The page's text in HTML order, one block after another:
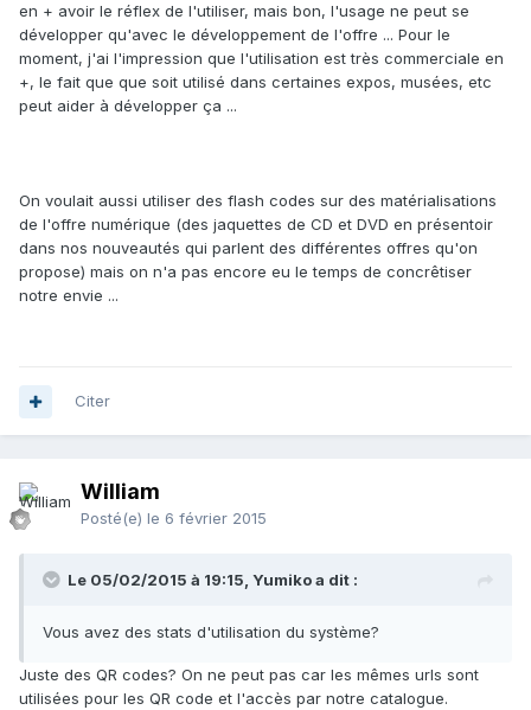
en + avoir le réflex de l'utiliser, mais bon, l'usage ne peut se
développer qu'avec le développement de l'offre ... Pour le
moment, j'ai l'impression que l'utilisation est très commerciale en
+, le fait que que soit utilisé dans certaines expos, musées, etc
peut aider à développer ça ...
On voulait aussi utiliser des flash codes sur des matérialisations
de l'offre numérique (des jaquettes de CD et DVD en présentoir
dans nos nouveautés qui parlent des différentes offres qu'on
propose) mais on n'a pas encore eu le temps de concrêtiser
notre envie ...
Citer
William
Posté(e) le 6 février 2015
Le 05/02/2015 à 19:15, Yumiko a dit :
Vous avez des stats d'utilisation du système?
Juste des QR codes? On ne peut pas car les mêmes urls sont
utilisées pour les QR code et l'accès par notre catalogue.